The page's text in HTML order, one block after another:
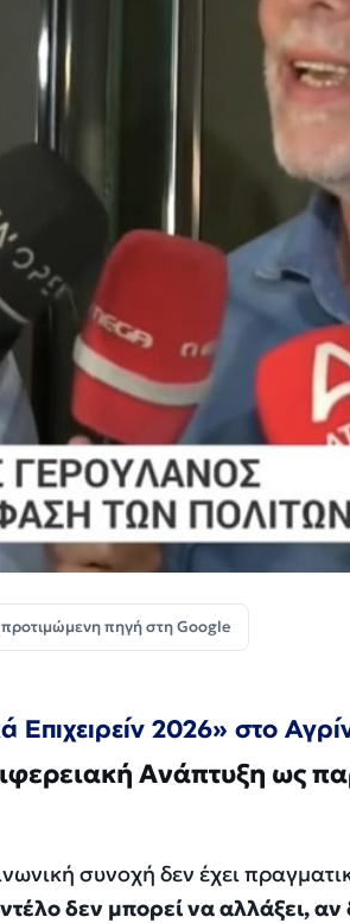
πηγή στη Google
Επιχειρείν 2026» στο
Ανάπτυξη ως
συνοχή δεν έχει
δεν μπορεί να αλλάξει, αν